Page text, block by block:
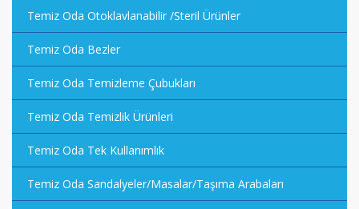
Temiz Oda Otoklavlanabilir /Steril Ürünler
Temiz Oda Bezler
Temiz Oda Temizleme Çubukları
Temiz Oda Temizlik Ürünleri
Temiz Oda Tek Kullanımlık
Temiz Oda Sandalyeler/Masalar/Taşıma Arabaları